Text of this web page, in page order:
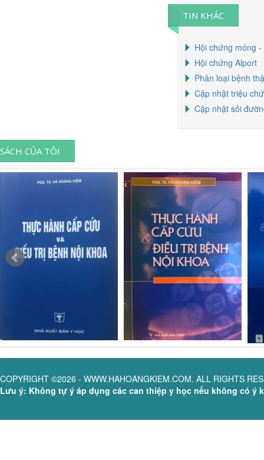
TIN KHÁC
Hội chứng móng
Hội chứng Alport
Phân loại bệnh
Cập nhật triệu
Cập nhật sỏi
SÁCH CỦA TÔI
COPYRIGHT ©2026 - WWW.HAHOANGKIEM.COM. ALL RIGHTS
Lưu ý: Không tự ý áp dụng các can thiệp y học nếu không có ý